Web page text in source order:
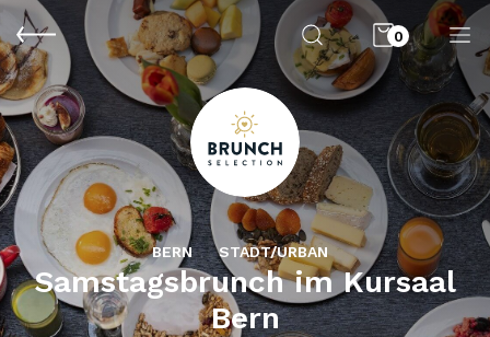
0
BERN STADT/URBAN
Samstagsbrunch im Kursaal
Bern